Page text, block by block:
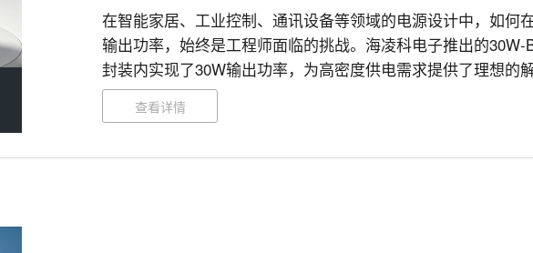
在智能家居、工业控制、通讯设备等领域的电源设计中，如何
输出功率，始终是工程师面临的挑战。海凌科电子推出的
封装内实现了30W输出功率，为高密度供电需求提供了理想的解
查看详情